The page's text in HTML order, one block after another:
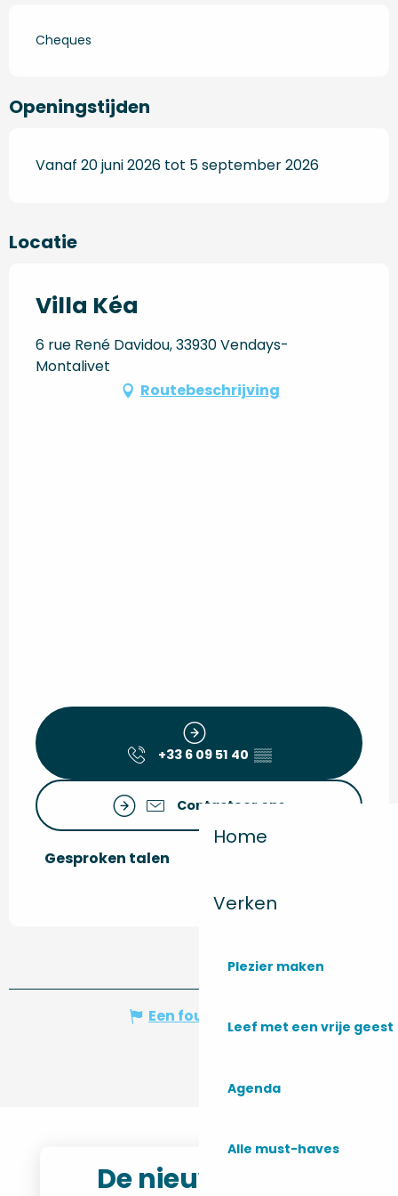
Home
Verken
Plezier maken
Leef met een vrije geest
Agenda
Alle must-haves
Cheques
Openingstijden
Vanaf 20 juni 2026 tot 5 september 2026
Locatie
Villa Kéa
6 rue René Davidou, 33930 Vendays-
Montalivet
Routebeschrijving
+33 6 09 51 40 ▒▒
Contacteer ons
Gesproken talen
Gesproken talen
Een fout melden
De nieuwsbrief